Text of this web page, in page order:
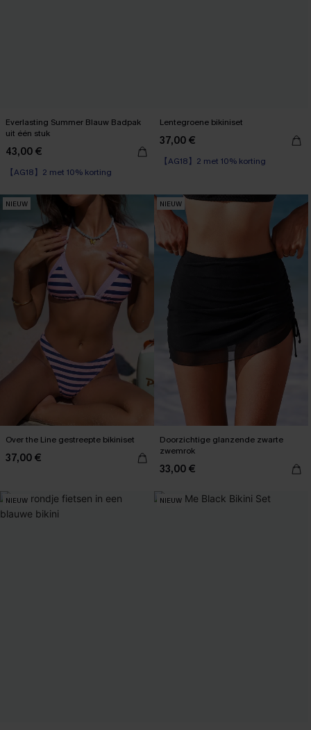
Everlasting Summer Blauw Badpak
uit één stuk
43,00 €
【AG18】2 met 10% korting
Lentegroene bikiniset
37,00 €
【AG18】2 met 10% korting
NIEUW
Over the Line gestreepte bikiniset
37,00 €
NIEUW
Doorzichtige glanzende zwarte
zwemrok
33,00 €
NIEUW NIEUW